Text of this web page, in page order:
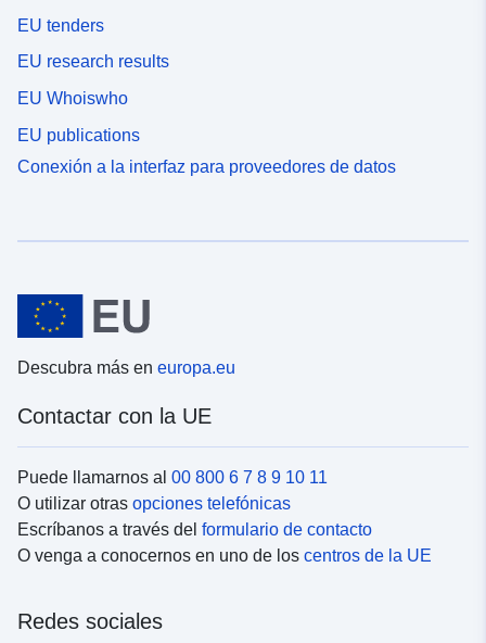
EU tenders
EU research results
EU Whoiswho
EU publications
Conexión a la interfaz para proveedores de datos
Descubra más en europa.eu
Contactar con la UE
Puede llamarnos al 00 800 6 7 8 9 10 11
O utilizar otras opciones telefónicas
Escríbanos a través del formulario de contacto
O venga a conocernos en uno de los centros de la UE
Redes sociales